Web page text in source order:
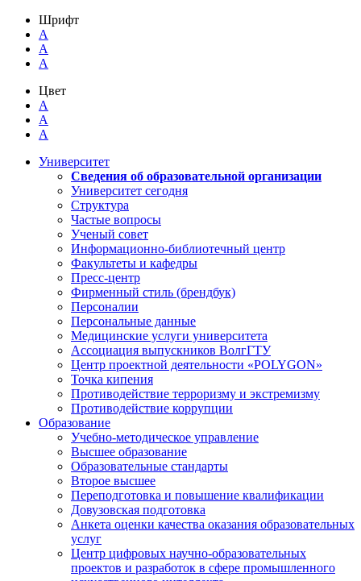
Шрифт
A
A
A
Цвет
A
A
A
Университет
Сведения об образовательной организации
Университет сегодня
Структура
Частые вопросы
Ученый совет
Информационно-библиотечный центр
Факультеты и кафедры
Пресс-центр
Фирменный стиль (брендбук)
Персоналии
Персональные данные
Медицинские услуги университета
Ассоциация выпускников ВолгГТУ
Центр проектной деятельности «POLYGON»
Точка кипения
Противодействие терроризму и экстремизму
Противодействие коррупции
Образование
Учебно-методическое управление
Высшее образование
Образовательные стандарты
Второе высшее
Переподготовка и повышение квалификации
Довузовская подготовка
Анкета оценки качества оказания образовательных
услуг
Центр цифровых научно-образовательных
проектов и разработок в сфере промышленного